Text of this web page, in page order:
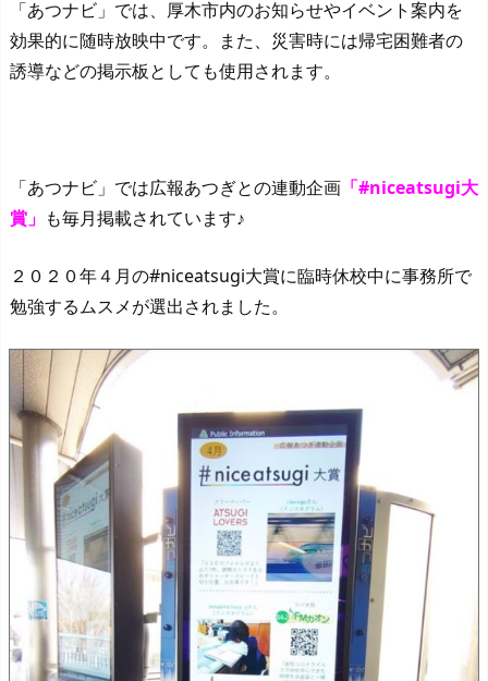
「あつナビ」では、厚木市内のお知らせやイベント案内を
効果的に随時放映中です。また、災害時には帰宅困難者の
誘導などの掲示板としても使用されます。
「あつナビ」では広報あつぎとの連動企画 「#niceatsugi大
賞」 も毎月掲載されています♪
２０２０年４月の#niceatsugi大賞に臨時休校中に事務所で
勉強するムスメが選出されました。